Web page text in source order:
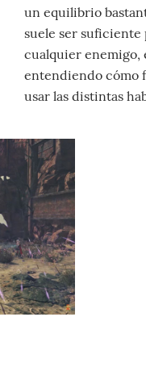
un equilibrio
suele ser suficiente
cualquier enemigo,
entendiendo cómo
usar las distintas